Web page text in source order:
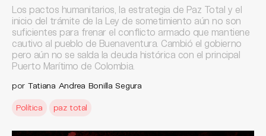
Los pactos humanitarios, la estrategia de Paz Total y el
inicio del trámite de la Ley de sometimiento aún no son
suficientes para frenar el conflicto armado que mantiene
cautivo al pueblo de Buenaventura. Cambió el gobierno
pero aún no se salda la deuda histórica con el principal
Puerto Marítimo de Colombia.
por Tatiana Andrea Bonilla Segura
Política paz total